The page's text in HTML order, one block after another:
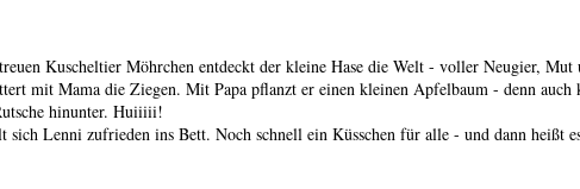
Kuscheltier Möhrchen entdeckt der kleine Hase die Welt - voller Neugier,
mit Mama die Ziegen. Mit Papa pflanzt er einen kleinen Apfelbaum - denn
hinunter. Huiiiii!
Lenni zufrieden ins Bett. Noch schnell ein Küsschen für alle - und dann heißt